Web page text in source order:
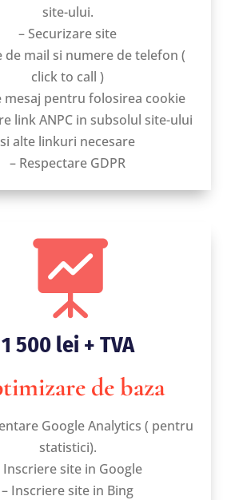
site-ului.
– Securizare site
de mail si numere de telefon (
click to call )
mesaj pentru folosirea cookie
link ANPC in subsolul site-ului
si alte linkuri necesare
– Respectare GDPR

1 500 lei + TVA
de baza
Google Analytics ( pentru
statistici).
Inscriere site in Google
– Inscriere site in Bing